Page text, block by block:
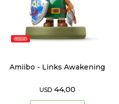
Amiibo - Links Awakening
USD 44,00